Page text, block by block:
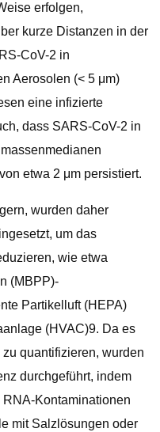
erfolgen,
kurze Distanzen in der
CoV-2 in
Aerosolen (< 5 μm)
eine infizierte
dass SARS-CoV-2 in
etwa 2 μm persistiert.
wurden daher
um das
wie etwa
(MBPP)-
Partikelluft (HEPA)
(HVAC)9. Da es
quantifizieren, wurden
durchgeführt, indem
Kontaminationen
mit Salzlösungen oder